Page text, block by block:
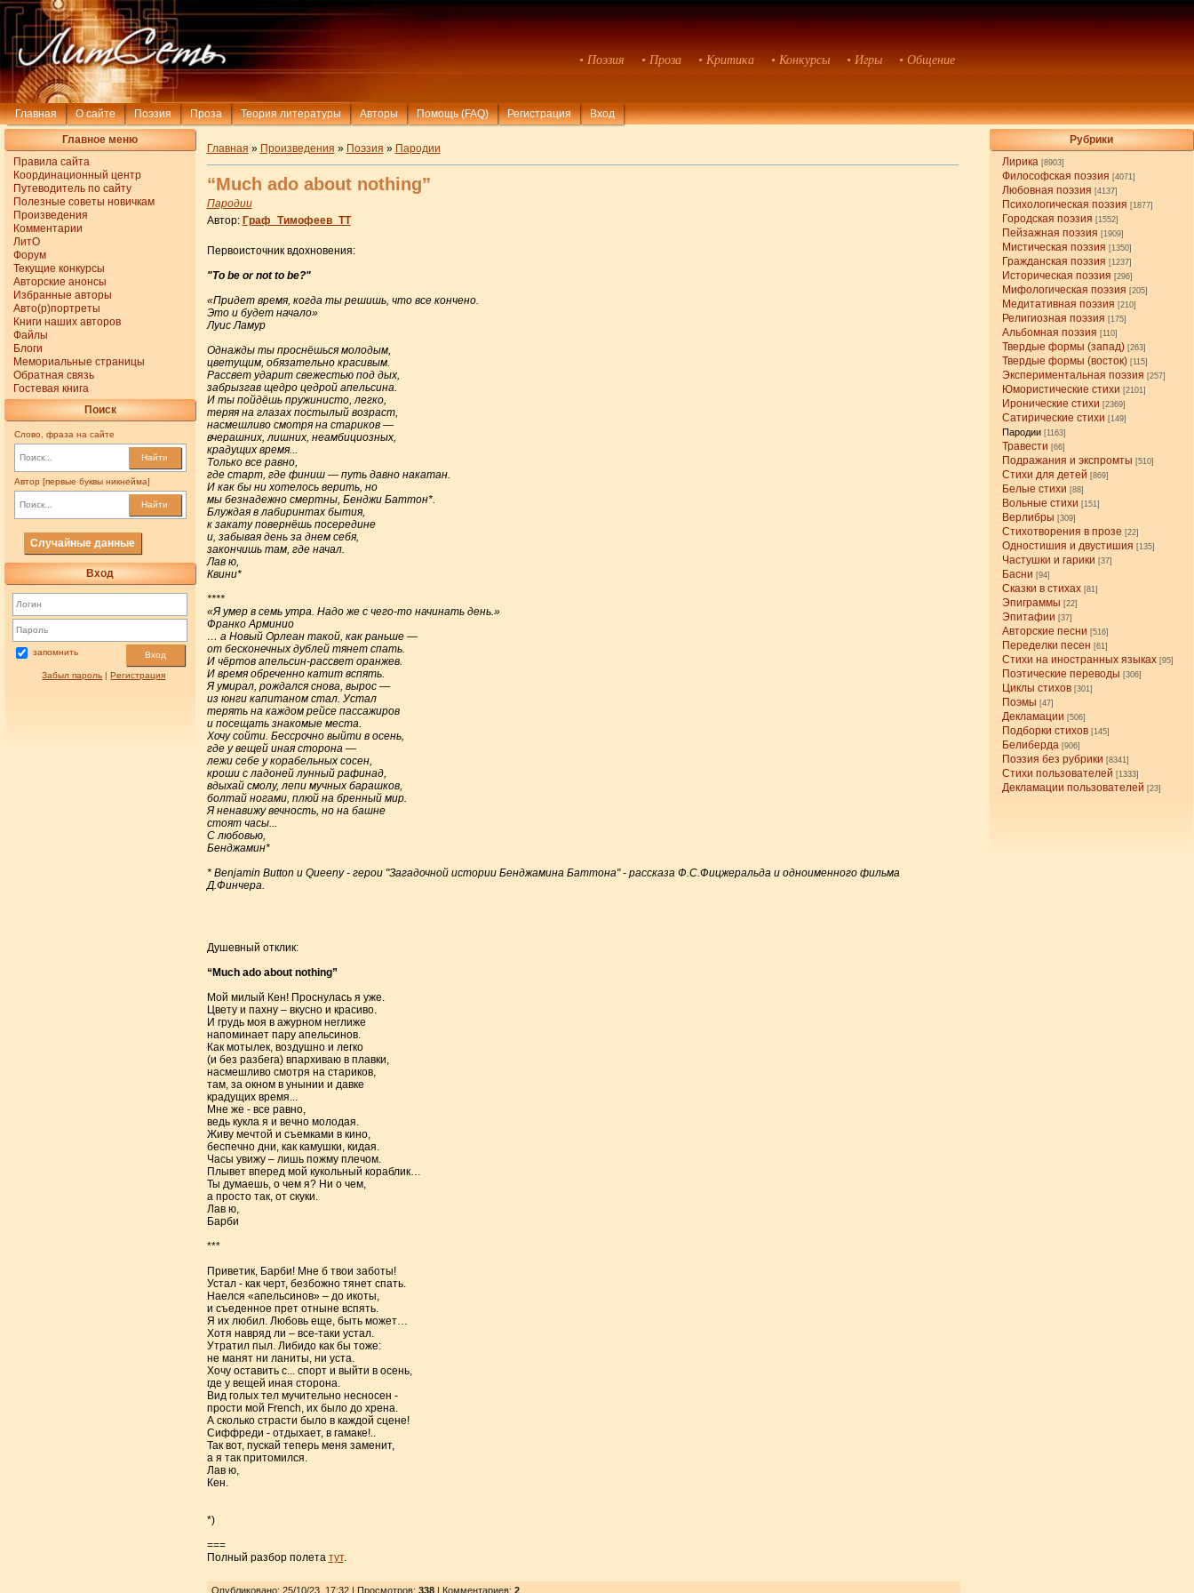
• Поэзия • Проза • Критика • Конкурсы • Игры • Общение
Главная О сайте Поэзия Проза Теория литературы Авторы Помощь (FAQ) Регистрация Вход
Главное меню
Правила сайта
Координационный центр
Путеводитель по сайту
Полезные советы новичкам
Произведения
Комментарии
ЛитО
Форум
Текущие конкурсы
Авторские анонсы
Избранные авторы
Авто(р)портреты
Книги наших авторов
Файлы
Блоги
Мемориальные страницы
Обратная связь
Гостевая книга
Поиск
Слово, фраза на сайте
Найти
Автор [первые буквы никнейма]
Найти
Случайные данные
Вход
запомнить Вход
Забыл пароль |Регистрация
Рубрики
Лирика [8903]
Философская поэзия [4071]
Любовная поэзия [4137]
Психологическая поэзия [1877]
Городская поэзия [1552]
Пейзажная поэзия [1909]
Мистическая поэзия [1350]
Гражданская поэзия [1237]
Историческая поэзия [296]
Мифологическая поэзия [205]
Медитативная поэзия [210]
Религиозная поэзия [175]
Альбомная поэзия [110]
Твердые формы (запад) [263]
Твердые формы (восток) [115]
Экспериментальная поэзия [257]
Юмористические стихи [2101]
Иронические стихи [2369]
Сатирические стихи [149]
Пародии [1163]
Травести [66]
Подражания и экспромты [510]
Стихи для детей [869]
Белые стихи [88]
Вольные стихи [151]
Верлибры [309]
Стихотворения в прозе [22]
Одностишия и двустишия [135]
Частушки и гарики [37]
Басни [94]
Сказки в стихах [81]
Эпиграммы [22]
Эпитафии [37]
Авторские песни [516]
Переделки песен [61]
Стихи на иностранных языках [95]
Поэтические переводы [306]
Циклы стихов [301]
Поэмы [47]
Декламации [506]
Подборки стихов [145]
Белиберда [906]
Поэзия без рубрики [8341]
Стихи пользователей [1333]
Декламации пользователей [23]
Главная » Произведения » Поэзия » Пародии
“Much ado about nothing”
Пародии
Автор: Граф_Тимофеев_ТТ
Первоисточник вдохновения:
"To be or not to be?"
«Придет время, когда ты решишь, что все кончено.
Это и будет начало»
Луис Ламур
Однажды ты проснёшься молодым,
цветущим, обязательно красивым.
Рассвет ударит свежестью под дых,
забрызгав щедро цедрой апельсина.
И ты пойдёшь пружинисто, легко,
теряя на глазах постылый возраст,
насмешливо смотря на стариков —
вчерашних, лишних, неамбициозных,
крадущих время...
Только все равно,
где старт, где финиш — путь давно накатан.
И как бы ни хотелось верить, но
мы безнадежно смертны, Бенджи Баттон*.
Блуждая в лабиринтах бытия,
к закату повернёшь посередине
и, забывая день за днем себя,
закончишь там, где начал.
Лав ю,
Квини*
****
«Я умер в семь утра. Надо же с чего-то начинать день.»
Франко Арминио
… а Новый Орлеан такой, как раньше —
от бесконечных дублей тянет спать.
И чёртов апельсин-рассвет оранжев.
И время обреченно катит вспять.
Я умирал, рождался снова, вырос —
из юнги капитаном стал. Устал
терять на каждом рейсе пассажиров
и посещать знакомые места.
Хочу сойти. Бессрочно выйти в осень,
где у вещей иная сторона —
лежи себе у корабельных сосен,
кроши с ладоней лунный рафинад,
вдыхай смолу, лепи мучных барашков,
болтай ногами, плюй на бренный мир.
Я ненавижу вечность, но на башне
стоят часы...
С любовью,
Бенджамин*
* Benjamin Button и Queeny - герои "Загадочной истории Бенджамина Баттона" - рассказа Ф.С.Фицжеральда и одноименного фильма
Д.Финчера.
Душевный отклик:
“Much ado about nothing”
Мой милый Кен! Проснулась я уже.
Цвету и пахну – вкусно и красиво.
И грудь моя в ажурном неглиже
напоминает пару апельсинов.
Как мотылек, воздушно и легко
(и без разбега) впархиваю в плавки,
насмешливо смотря на стариков,
там, за окном в унынии и давке
крадущих время...
Мне же - все равно,
ведь кукла я и вечно молодая.
Живу мечтой и съемками в кино,
беспечно дни, как камушки, кидая.
Часы увижу – лишь пожму плечом.
Плывет вперед мой кукольный кораблик…
Ты думаешь, о чем я? Ни о чем,
а просто так, от скуки.
Лав ю,
Барби
***
Приветик, Барби! Мне б твои заботы!
Устал - как черт, безбожно тянет спать.
Наелся «апельсинов» – до икоты,
и съеденное прет отныне вспять.
Я их любил. Любовь еще, быть может…
Хотя навряд ли – все-таки устал.
Утратил пыл. Либидо как бы тоже:
не манят ни ланиты, ни уста.
Хочу оставить с... спорт и выйти в осень,
где у вещей иная сторона.
Вид голых тел мучительно несносен -
прости мой French, их было до хрена.
А сколько страсти было в каждой сцене!
Сиффреди - отдыхает, в гамаке!..
Так вот, пускай теперь меня заменит,
а я так притомился.
Лав ю,
Кен.
*)
===
Полный разбор полета тут.
Опубликовано: 25/10/23, 17:32 | Просмотров: 338| Комментариев: 2